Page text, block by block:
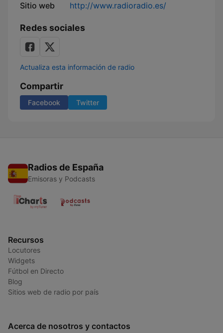
Sitio web http://www.radioradio.es/
Redes sociales
Actualiza esta información de radio
Compartir
Facebook Twitter
Radios de España
Emisoras y Podcasts
Recursos
Locutores
Widgets
Fútbol en Directo
Blog
Sitios web de radio por país
Acerca de nosotros y contactos